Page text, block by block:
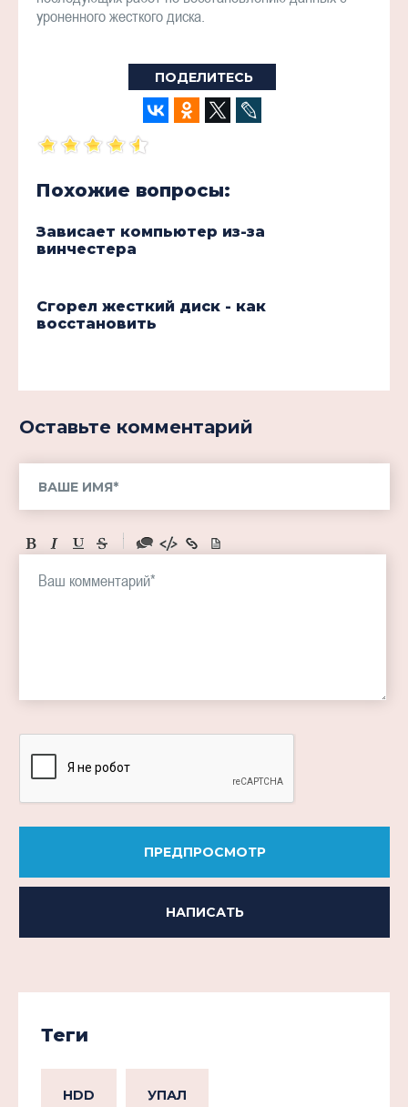
уроненного жесткого диска.
ПОДЕЛИТЕСЬ
Похожие вопросы:
Зависает компьютер из-за
винчестера
Сгорел жесткий диск - как
восстановить
Оставьте комментарий
-
-
-
ПРЕДПРОСМОТР
НАПИСАТЬ
Теги
HDD УПАЛ